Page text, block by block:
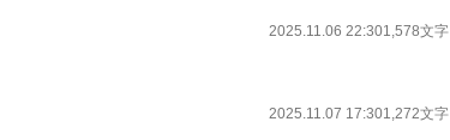
2025.11.06 22:301,578文字
2025.11.07 17:301,272文字